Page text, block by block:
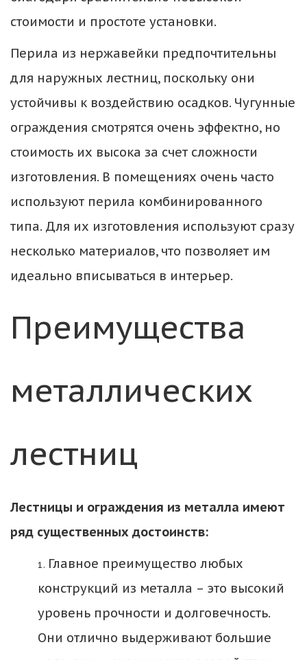
стоимости и простоте установки.
Перила из нержавейки предпочтительны
для наружных лестниц, поскольку они
устойчивы к воздействию осадков. Чугунные
ограждения смотрятся очень эффектно, но
стоимость их высока за счет сложности
изготовления. В помещениях очень часто
используют перила комбинированного
типа. Для их изготовления используют сразу
несколько материалов, что позволяет им
идеально вписываться в интерьер.
Преимущества
металлических
лестниц
Лестницы и ограждения из металла имеют
ряд существенных достоинств:
Главное преимущество любых
конструкций из металла – это высокий
уровень прочности и долговечность.
Они отлично выдерживают большие